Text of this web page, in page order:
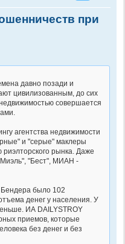
при
давно позади и
цивилизованным, до сих
совершается
агентства недвижимости
и "серые" маклеры
рынка. Даже
"Бест", МИАН -
Бендера было 102
денег у населения. У
ИА DAILYSTROY
приемов, которые
без денег и без